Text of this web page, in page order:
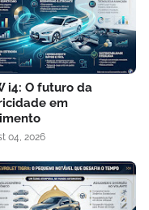
i4: O futuro da
em
04, 2026